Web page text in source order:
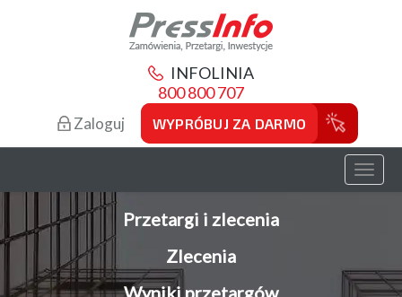
INFOLINIA
800 800 707
Zaloguj WYPRÓBUJ ZA DARMO
Toggle
Przetargi i zlecenia
Zlecenia
Wyniki przetargów